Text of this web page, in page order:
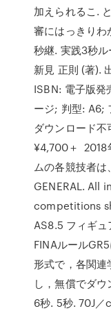
加えられるこ.
審にはっきりわ
秒継. 実践3秒
新見 正則 (著).
ISBN: 電子版発
ージ; 判型: A6;
ダウンロード
¥4,700＋ 2018
ムの各競技者は
GENERAL. All
competitions
AS8.5 フィギュ
FINAルール
形式で，各関
し，無償でダ
6秒. 5秒. 70J／